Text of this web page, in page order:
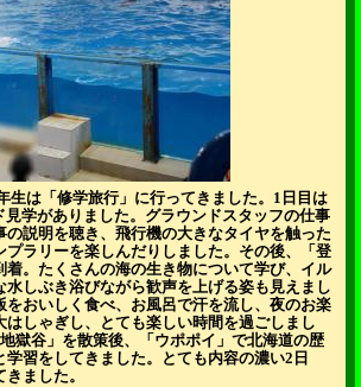
生は「修学旅行」に行ってきました。1日目は
見学がありました。グラウンドスタッフの仕事
の説明を聴き、飛行機の大きなタイヤを触った
プラリーを楽しんだりしました。その後、「登
着。たくさんの海の生き物について学び、イル
水しぶき浴びながら歓声を上げる姿も見えまし
をおいしく食べ、お風呂で汗を流し、夜のお楽
はしゃぎし、とても楽しい時間を過ごしまし
獄谷」を散策後、「ウポポイ」で北海道の歴
学習をしてきました。とても内容の濃い2日
ました。